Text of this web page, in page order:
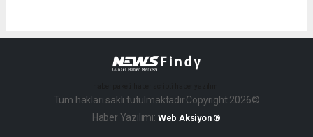
Tüm hakları saklı tutulmaktadır.Copyright 2026©
Haber Yazılımı: Web Aksiyon ®